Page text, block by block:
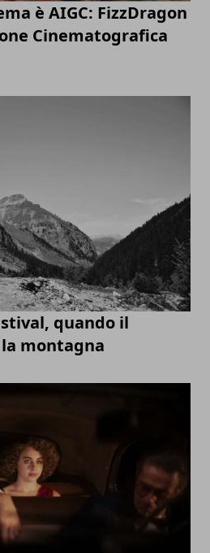
è AIGC: FizzDragon
Cinematografica
quando il
montagna